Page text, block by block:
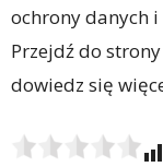
ochrony danych
Przejdź do
dowiedz się